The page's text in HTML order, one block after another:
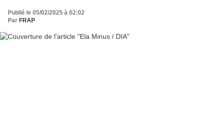
Publié le 05/02/2025 à 02:02
Par FRAP